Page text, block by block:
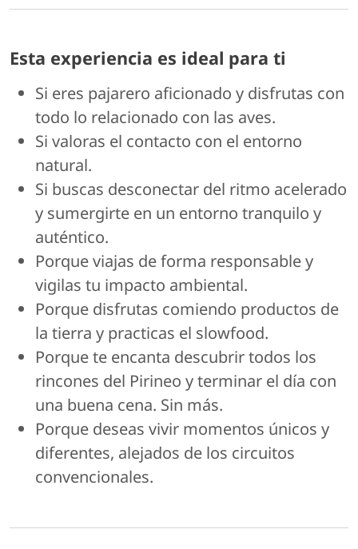
Esta experiencia es ideal para ti
Si eres pajarero aficionado y disfrutas con
todo lo relacionado con las aves.
Si valoras el contacto con el entorno
natural.
Si buscas desconectar del ritmo acelerado
y sumergirte en un entorno tranquilo y
auténtico.
Porque viajas de forma responsable y
vigilas tu impacto ambiental.
Porque disfrutas comiendo productos de
la tierra y practicas el slowfood.
Porque te encanta descubrir todos los
rincones del Pirineo y terminar el día con
una buena cena. Sin más.
Porque deseas vivir momentos únicos y
diferentes, alejados de los circuitos
convencionales.